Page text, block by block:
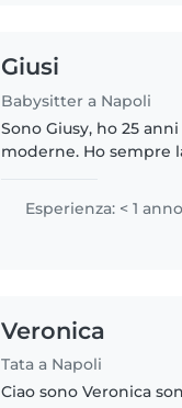
Giusi
Babysitter a Napoli
Sono Giusy, ho 25
moderne. Ho sempre
Esperienza: < 1 anno
Veronica
Tata a Napoli
Ciao sono Veronica